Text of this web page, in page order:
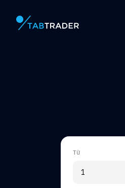
Trang chính
Từ